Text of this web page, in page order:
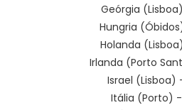
Geórgia
Hungria
Holanda
Irlanda (Porto
Israel (Lisboa)
Itália (Porto) -